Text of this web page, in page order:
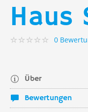
Haus
0
Über
Bewertungen